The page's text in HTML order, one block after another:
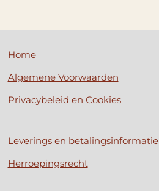
Home
Algemene Voorwaarden
Privacybeleid en Cookies
Leverings en betalingsinformatie
Herroepingsrecht